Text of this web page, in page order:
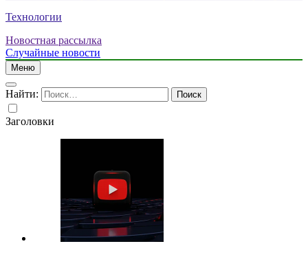
Технологии
Новостная рассылка
Случайные новости
Меню
Найти:
Заголовки